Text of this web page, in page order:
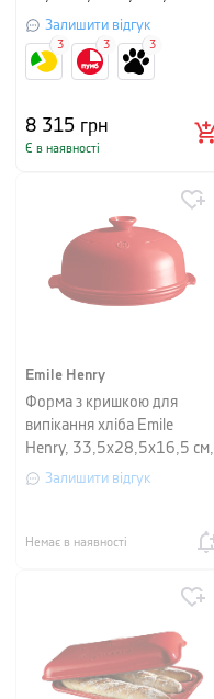
чорний
Залишити відгук
8 315 грн
Є в наявності
3 3 3
Emile Henry
Форма з кришкою для
випікання хліба Emile
Henry, 33,5x28,5x16,5 см,
червоний
Залишити відгук
Немає в наявності